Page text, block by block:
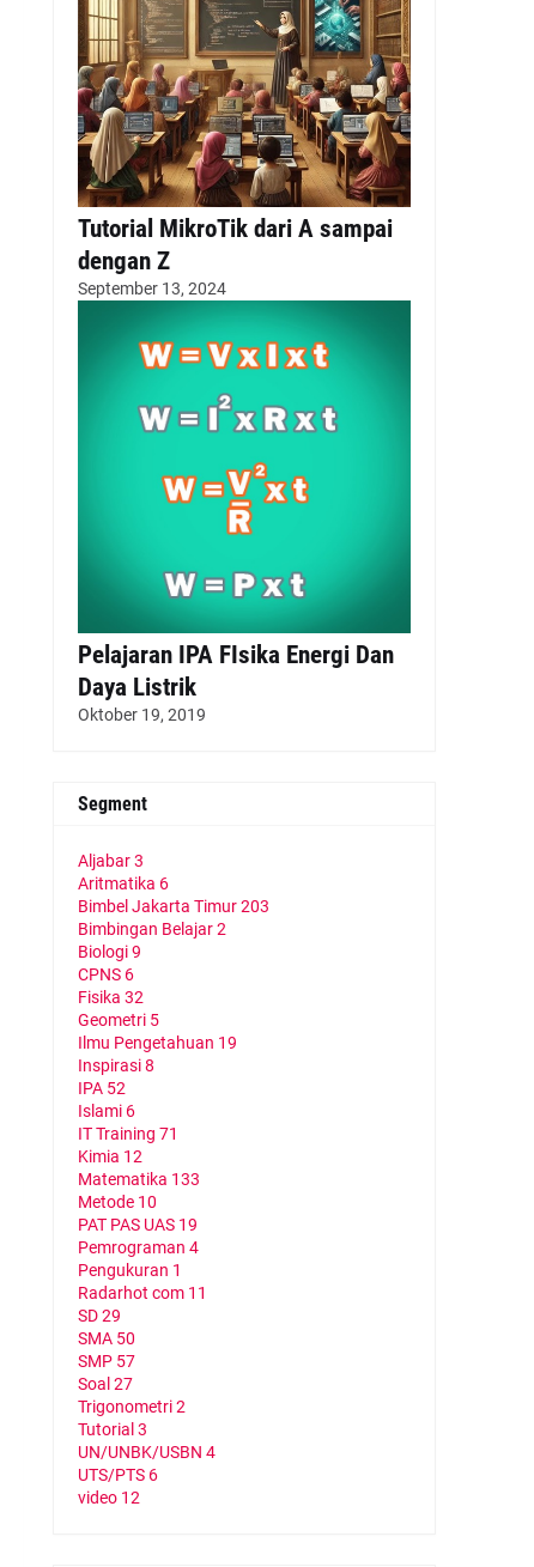
Tutorial MikroTik dari A sampai
dengan Z
September 13, 2024
Pelajaran IPA FIsika Energi Dan
Daya Listrik
Oktober 19, 2019
Segment
Aljabar3
Aritmatika 6
Bimbel Jakarta Timur203
Bimbingan Belajar2
Biologi9
CPNS 6
Fisika 32
Geometri 5
Ilmu Pengetahuan 19
Inspirasi8
IPA 52
Islami 6
IT Training 71
Kimia 12
Matematika 133
Metode 10
PAT PAS UAS 19
Pemrograman 4
Pengukuran 1
Radarhot com 11
SD29
SMA 50
SMP 57
Soal 27
Trigonometri2
Tutorial 3
UN/UNBK/USBN 4
UTS/PTS 6
video 12